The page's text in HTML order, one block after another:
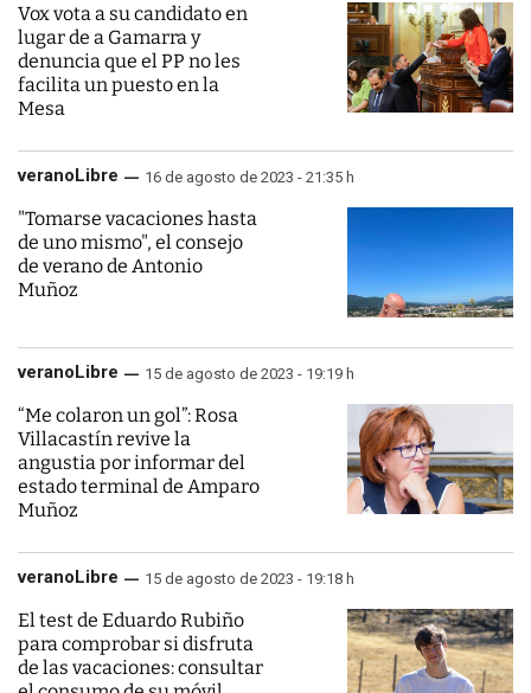
Vox vota a su candidato en
lugar de a Gamarra y
denuncia que el PP no les
facilita un puesto en la
Mesa
veranoLibre 16 de agosto de 2023 - 21:35 h
"Tomarse vacaciones hasta
de uno mismo", el consejo
de verano de Antonio
Muñoz
veranoLibre 15 de agosto de 2023 - 19:19 h
“Me colaron un gol”: Rosa
Villacastín revive la
angustia por informar del
estado terminal de Amparo
Muñoz
veranoLibre 15 de agosto de 2023 - 19:18 h
El test de Eduardo Rubiño
para comprobar si disfruta
de las vacaciones: consultar